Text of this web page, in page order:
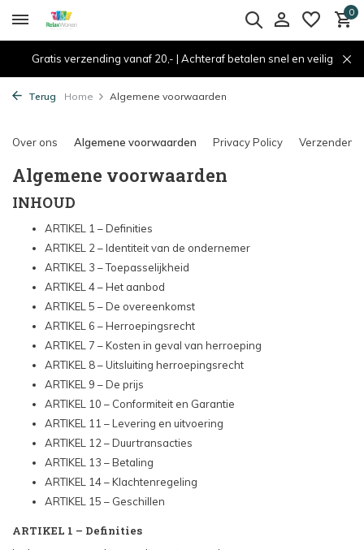
0
Gratis verzending vanaf 20,- | Achteraf betalen snel en veilig
Terug Home Algemene voorwaarden
Over ons Algemene voorwaarden Privacy Policy Verzenden
Algemene voorwaarden
INHOUD
ARTIKEL 1 – Definities
ARTIKEL 2 – Identiteit van de ondernemer
ARTIKEL 3 – Toepasselijkheid
ARTIKEL 4 – Het aanbod
ARTIKEL 5 – De overeenkomst
ARTIKEL 6 – Herroepingsrecht
ARTIKEL 7 – Kosten in geval van herroeping
ARTIKEL 8 – Uitsluiting herroepingsrecht
ARTIKEL 9 – De prijs
ARTIKEL 10 – Conformiteit en Garantie
ARTIKEL 11 – Levering en uitvoering
ARTIKEL 12 – Duurtransacties
ARTIKEL 13 – Betaling
ARTIKEL 14 – Klachtenregeling
ARTIKEL 15 – Geschillen
ARTIKEL 1 – Definities